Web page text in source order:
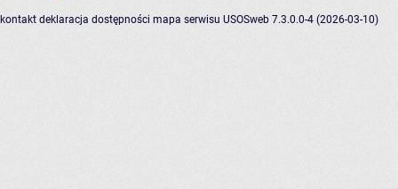
kontakt deklaracja dostępności mapa serwisu USOSweb 7.3.0.0-4 (2026-03-10)